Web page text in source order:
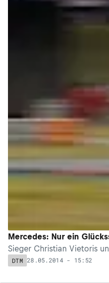
Mercedes: Nur ein
Sieger Christian Vietoris
DTM 28.05.2014 - 15:52